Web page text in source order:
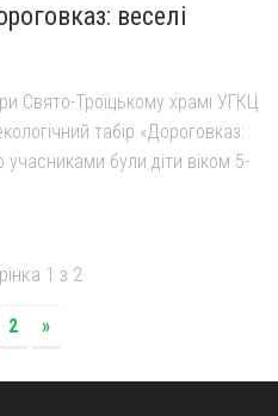
веселі
Свято-Троїцькому храмі УГКЦ
табір «Дороговказ:
учасниками були діти віком 5-
1 з 2
2 »